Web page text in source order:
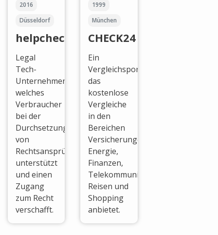
2016
Düsseldorf
helpcheck
Legal
Tech-
Unternehmen,
welches
Verbraucher
bei der
Durchsetzung
von
Rechtsansprüchen
unterstützt
und einen
Zugang
zum Recht
verschafft.
1999
München
CHECK24
Ein
Vergleichsportal
das
kostenlose
Vergleiche
in den
Bereichen
Versicherungen,
Energie,
Finanzen,
Telekommunikation,
Reisen und
Shopping
anbietet.